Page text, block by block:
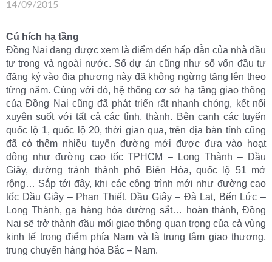
14/09/2015
Cú hích hạ tầng
Đồng Nai đang được xem là điểm đến hấp dẫn của nhà đầu
tư trong và ngoài nước. Số dự án cũng như số vốn đầu tư
đăng ký vào địa phương này đã không ngừng tăng lên theo
từng năm. Cùng với đó, hệ thống cơ sở hạ tầng giao thông
của Đồng Nai cũng đã phát triển rất nhanh chóng, kết nối
xuyên suốt với tất cả các tỉnh, thành. Bên cạnh các tuyến
quốc lộ 1, quốc lộ 20, thời gian qua, trên địa bàn tỉnh cũng
đã có thêm nhiều tuyến đường mới được đưa vào hoạt
dộng như đường cao tốc TPHCM – Long Thành – Dầu
Giây, đường tránh thành phố Biên Hòa, quốc lộ 51 mở
rộng… Sắp tới đây, khi các công trình mới như đường cao
tốc Dầu Giây – Phan Thiết, Dầu Giây – Đà Lạt, Bến Lức –
Long Thành, ga hàng hóa đường sắt… hoàn thành, Đồng
Nai sẽ trở thành đầu mối giao thông quan trọng của cả vùng
kinh tế trọng điểm phía Nam và là trung tâm giao thương,
trung chuyển hàng hóa Bắc – Nam.